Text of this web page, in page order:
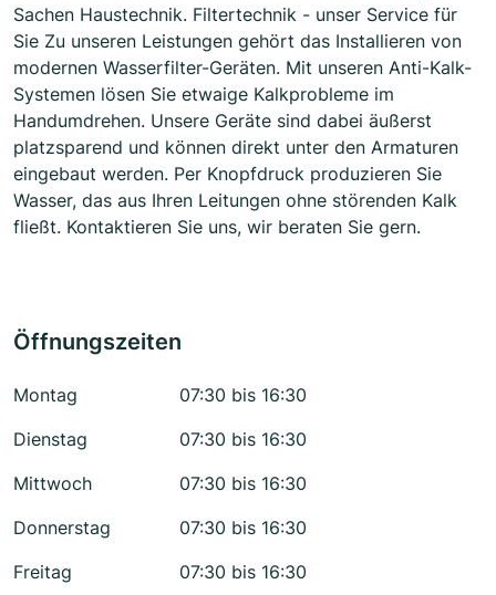
Sachen Haustechnik. Filtertechnik - unser Service für
Sie Zu unseren Leistungen gehört das Installieren von
modernen Wasserfilter-Geräten. Mit unseren Anti-Kalk-
Systemen lösen Sie etwaige Kalkprobleme im
Handumdrehen. Unsere Geräte sind dabei äußerst
platzsparend und können direkt unter den Armaturen
eingebaut werden. Per Knopfdruck produzieren Sie
Wasser, das aus Ihren Leitungen ohne störenden Kalk
fließt. Kontaktieren Sie uns, wir beraten Sie gern.
Öffnungszeiten
Montag
07:30 bis 16:30
Dienstag
07:30 bis 16:30
Mittwoch
07:30 bis 16:30
Donnerstag
07:30 bis 16:30
Freitag
07:30 bis 16:30